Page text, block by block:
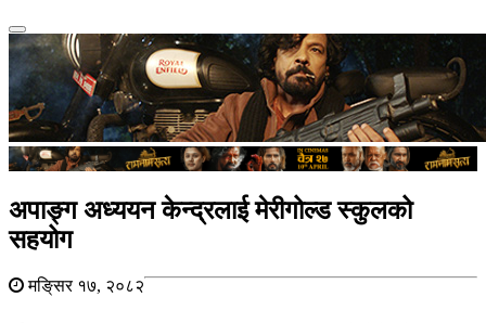
Toggle
navigation
अपाङ्ग अध्ययन केन्द्रलाई मेरीगोल्ड स्कुलको
सहयोग
मङि्सर १७, २०८२